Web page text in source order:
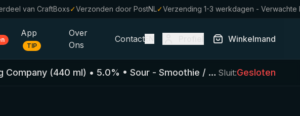
van CraftBoxs✓Verzonden door PostNL✓Verzending 1-3 werkdagen -
App
TIP
Over
Ons
Contact Winkelmand
Company (440 ml) • 5.0% • Sour - Smoothie / Pastry Sluit:Gesloten